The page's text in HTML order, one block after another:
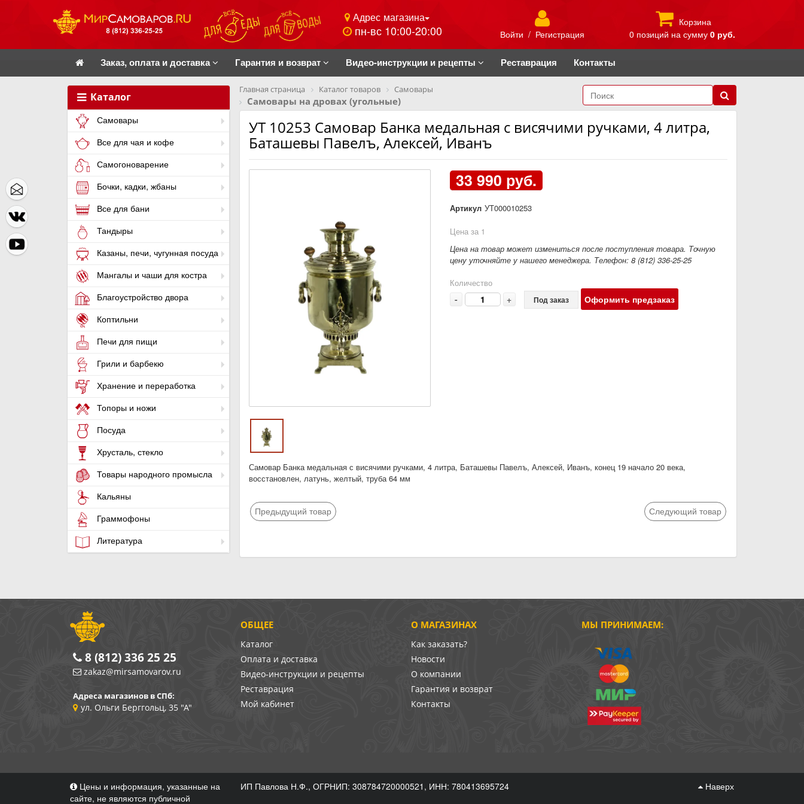
Адрес магазина
пн-вс 10:00-20:00 Войти / Регистрация
Корзина
0 позиций на сумму 0 руб.
Заказ, оплата и доставка Гарантия и возврат Видео-инструкции и рецепты Реставрация Контакты
Каталог
Самовары
Все для чая и кофе
Самогоноварение
Бочки, кадки, жбаны
Все для бани
Тандыры
Казаны, печи, чугунная посуда
Мангалы и чаши для костра
Благоустройство двора
Коптильни
Печи для пищи
Грили и барбекю
Хранение и переработка
Топоры и ножи
Посуда
Хрусталь, стекло
Товары народного промысла
Кальяны
Граммофоны
Литература
Главная страница Каталог товаров Самовары
Самовары на дровах (угольные)
УТ 10253 Самовар Банка медальная с висячими ручками, 4 литра,
Баташевы Павелъ, Алексей, Иванъ
33 990 руб.
Артикул УТ000010253
Цена за 1
Цена на товар может измениться после поступления товара. Точную
цену уточняйте у нашего менеджера. Телефон: 8 (812) 336-25-25
Количество
- + Под заказ Оформить предзаказ
Самовар Банка медальная с висячими ручками, 4 литра, Баташевы Павелъ, Алексей, Иванъ, конец 19 начало 20 века,
восстановлен, латунь, желтый, труба 64 мм
Предыдущий товар Следующий товар
О МАГАЗИНАХ
Как заказать?
Новости
О компании
Гарантия и возврат
Контакты
ОБЩЕЕ
Каталог
Оплата и доставка
Видео-инструкции и рецепты
Реставрация
Мой кабинет
МЫ ПРИНИМАЕМ:
8 (812) 336 25 25
zakaz@mirsamovarov.ru
Адреса магазинов в СПб:
ул. Ольги Берггольц, 35 "А"
Цены и информация, указанные на
сайте, не являются публичной
ИП Павлова Н.Ф., ОГРНИП: 308784720000521, ИНН: 780413695724 Наверх